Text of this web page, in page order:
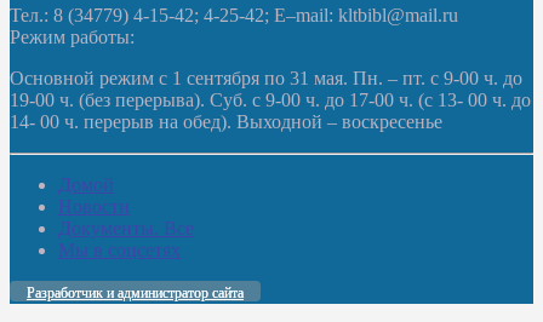
Тел.: 8 (34779) 4-15-42; 4-25-42; E–mail: kltbibl@mail.ru
Режим работы:
Основной режим с 1 сентября по 31 мая. Пн. – пт. с 9-00 ч. до
19-00 ч. (без перерыва). Суб. с 9-00 ч. до 17-00 ч. (с 13- 00 ч. до
14- 00 ч. перерыв на обед). Выходной – воскресенье
Домой
Новости
Документы. Все
Мы в соцсетях
Разработчик и администратор сайта